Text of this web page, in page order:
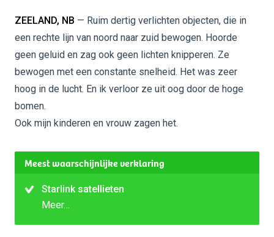
ZEELAND, NB — Ruim dertig verlichten objecten, die in
een rechte lijn van noord naar zuid bewogen. Hoorde
geen geluid en zag ook geen lichten knipperen. Ze
bewogen met een constante snelheid. Het was zeer
hoog in de lucht. En ik verloor ze uit oog door de hoge
bomen.
Ook mijn kinderen en vrouw zagen het.
Meest waarschijnlijke verklaring
Starlink satellieten
Meer…